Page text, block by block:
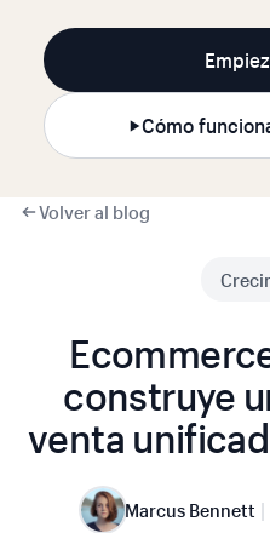
Cómo
Volver al blog
construye
venta
Marcus Bennett |